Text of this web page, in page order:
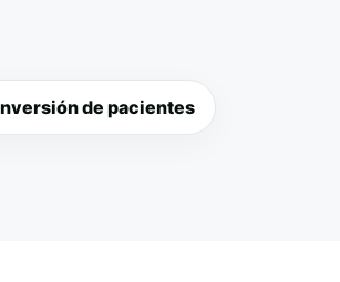
de pacientes